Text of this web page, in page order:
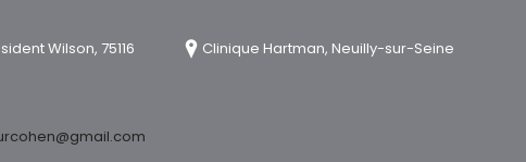
Wilson, 75116
Clinique Hartman, Neuilly-sur-Seine